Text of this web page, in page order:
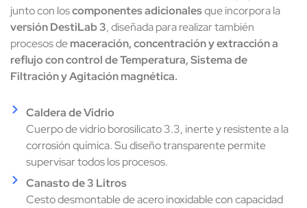
junto con loscomponentes adicionalesque incorpora la
versión DestiLab 3, diseñada para realizar también
procesos demaceración, concentración y extracción a
reflujo con control de Temperatura, Sistema de
Filtración y Agitación magnética.
Caldera de Vidrio
Cuerpo de vidrio borosilicato 3.3, inerte y resistente a la
corrosión química. Su diseño transparente permite
supervisar todos los procesos.
Canasto de 3 Litros
Cesto desmontable de acero inoxidable con capacidad